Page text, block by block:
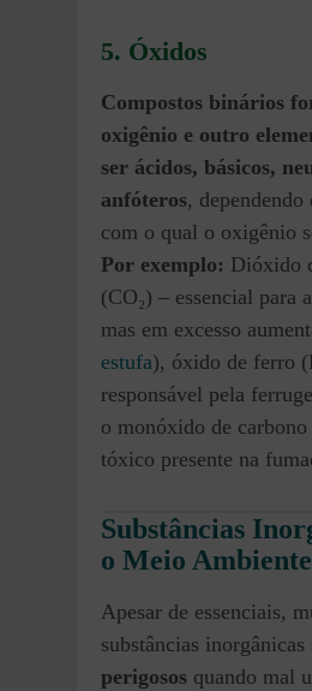
5. Óxidos
Compostos binários
oxigênio e outro
ser ácidos, básicos,
anfóteros, dependendo
com o qual o oxigênio
Por exemplo: Dióxido
(CO₂) – essencial para
mas em excesso
estufa), óxido de ferro
responsável pela
o monóxido de
tóxico presente na
Substâncias
o Meio Ambiente
Apesar de essenciais,
substâncias inorgânicas
perigosos quando mal